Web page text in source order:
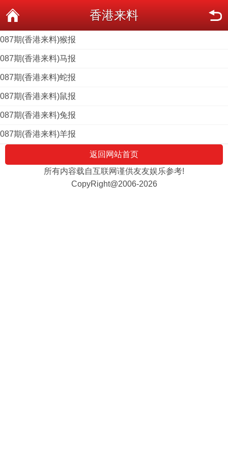
香港来料
087期(香港来料)猴报
087期(香港来料)马报
087期(香港来料)蛇报
087期(香港来料)鼠报
087期(香港来料)兔报
087期(香港来料)羊报
返回网站首页
所有内容载自互联网谨供友友娱乐参考!
CopyRight@2006-2026